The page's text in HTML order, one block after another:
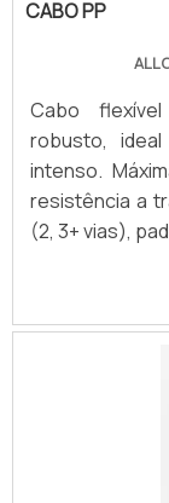
CABO PP
Cabo
robusto,
intenso.
resistência a
(2, 3+ vias),